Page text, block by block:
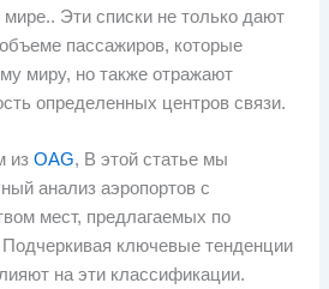
Эти списки не только дают
пассажиров, которые
миру, но также отражают
определенных центров связи.
изOAG, В этой статье мы
анализ аэропортов с
мест, предлагаемых по
ключевые тенденции
на эти классификации.